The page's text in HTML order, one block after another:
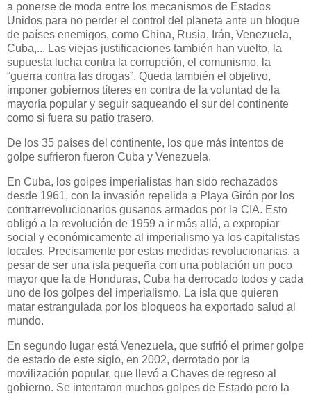
a ponerse de moda entre los mecanismos de Estados
Unidos para no perder el control del planeta ante un bloque
de países enemigos, como China, Rusia, Irán, Venezuela,
Cuba,... Las viejas justificaciones también han vuelto, la
supuesta lucha contra la corrupción, el comunismo, la
“guerra contra las drogas”. Queda también el objetivo,
imponer gobiernos títeres en contra de la voluntad de la
mayoría popular y seguir saqueando el sur del continente
como si fuera su patio trasero.
De los 35 países del continente, los que más intentos de
golpe sufrieron fueron Cuba y Venezuela.
En Cuba, los golpes imperialistas han sido rechazados
desde 1961, con la invasión repelida a Playa Girón por los
contrarrevolucionarios gusanos armados por la CIA. Esto
obligó a la revolución de 1959 a ir más allá, a expropiar
social y económicamente al imperialismo ya los capitalistas
locales. Precisamente por estas medidas revolucionarias, a
pesar de ser una isla pequeña con una población un poco
mayor que la de Honduras, Cuba ha derrocado todos y cada
uno de los golpes del imperialismo. La isla que quieren
matar estrangulada por los bloqueos ha exportado salud al
mundo.
En segundo lugar está Venezuela, que sufrió el primer golpe
de estado de este siglo, en 2002, derrotado por la
movilización popular, que llevó a Chaves de regreso al
gobierno. Se intentaron muchos golpes de Estado pero la